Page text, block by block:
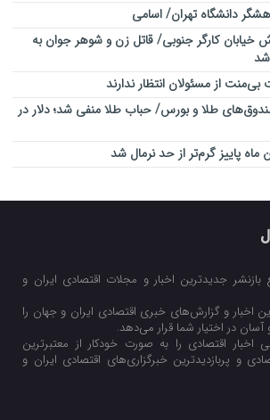
دانشگاه تهران/ اسامی
خیابان کارگر جنوبی/ قاتل زن و شوهر جوان به
از مسئولان انتظار ندارند
طلا و بورس/ حباب طلا منفی شد؛ دلار در
پاییز گرم‌تر از حد نرمال شد
بازنشر جدیدترین اخبار و مجلات اقتصادی ایران و
اخبار و گزارش‌های خبری اقتصادی ایران و جهان را
در اختیار شما قرار می‌‌دهد.
اخبار اقتصادی را به صورت خودکار از معتبرترین
و پربازدیدترین خبرگزاری‌های اقتصادی ایران و